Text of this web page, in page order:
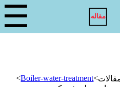
مقاله ☰
>
Boiler-water-treatment
>